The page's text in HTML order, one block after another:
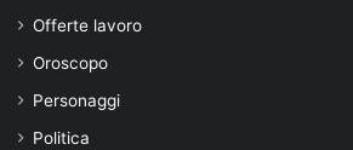
Offerte lavoro
Oroscopo
Personaggi
Politica